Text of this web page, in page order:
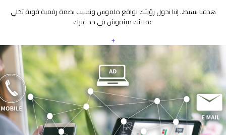
هدفنا بسيط.. إننا نحول رؤيتك لواقع ملموس ونسيب بصمة رقمية قوية تخلي
عملائك ميثقوش في حد غيرك
+